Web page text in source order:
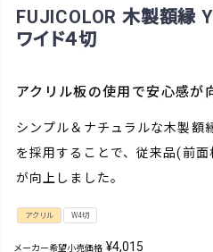
FUJICOLOR 木製額縁
ワイド４切
アクリル板の使用で安心感が
シンプル＆ナチュラルな木製額
を採用することで、従来品(前
が向上しました。
アクリル W4切
メーカー希望小売価格 ¥4,015